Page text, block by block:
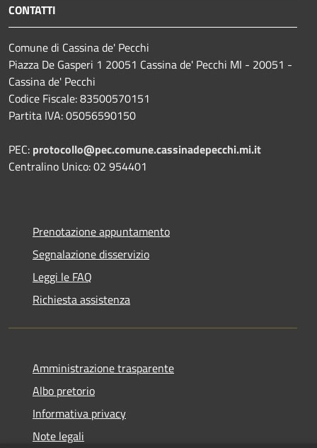
CONTATTI
Comune di Cassina de' Pecchi
Piazza De Gasperi 1 20051 Cassina de' Pecchi MI - 20051 -
Cassina de' Pecchi
Codice Fiscale: 83500570151
Partita IVA: 05056590150
PEC: protocollo@pec.comune.cassinadepecchi.mi.it
Centralino Unico: 02 954401
Prenotazione appuntamento
Segnalazione disservizio
Leggi le FAQ
Richiesta assistenza
Amministrazione trasparente
Albo pretorio
Informativa privacy
Note legali